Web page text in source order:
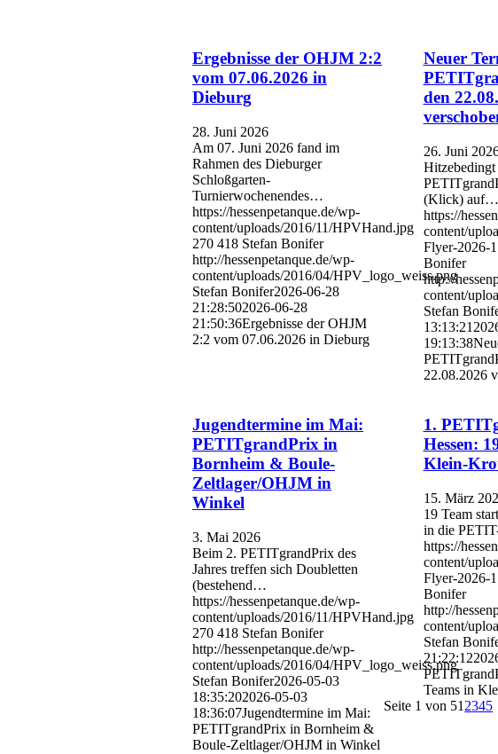
Ergebnisse der OHJM 2:2
vom 07.06.2026 in
Dieburg
28. Juni 2026
Am 07. Juni 2026 fand im
Rahmen des Dieburger
Schloßgarten-
Turnierwochenendes…
https://hessenpetanque.de/wp-
content/uploads/2016/11/HPVHand.jpg
270 418 Stefan Bonifer
http://hessenpetanque.de/wp-
content/uploads/2016/04/HPV_logo_weiss.png
Stefan Bonifer2026-06-28
21:28:502026-06-28
21:50:36Ergebnisse der OHJM
2:2 vom 07.06.2026 in Dieburg
Neuer
den
26. Juni
(Klick) auf…
https://
content/
Flyer-2026-
Bonifer
http://
content/
Stefan
13:13:21
19:13:38
22.08.2026
Jugendtermine im Mai:
PETITgrandPrix in
Bornheim & Boule-
Zeltlager/OHJM in
Winkel
3. Mai 2026
Beim 2. PETITgrandPrix des
Jahres treffen sich Doubletten
(bestehend…
https://hessenpetanque.de/wp-
content/uploads/2016/11/HPVHand.jpg
270 418 Stefan Bonifer
http://hessenpetanque.de/wp-
content/uploads/2016/04/HPV_logo_weiss.png
Stefan Bonifer2026-05-03
18:35:202026-05-03
18:36:07Jugendtermine im Mai:
PETITgrandPrix in Bornheim &
Boule-Zeltlager/OHJM in Winkel
1.
Hessen:
Klein-
15. März
19 Team
in die
https://
content/
Flyer-2026-
Bonifer
http://
content/
Stefan
21:22:12
Teams in
Seite 1 von 51 2345